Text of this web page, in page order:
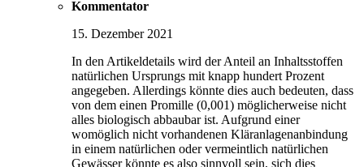
Kommentator
15. Dezember 2021
In den Artikeldetails wird der Anteil an Inhaltsstoffen
natürlichen Ursprungs mit knapp hundert Prozent
angegeben. Allerdings könnte dies auch bedeuten, dass
von dem einen Promille (0,001) möglicherweise nicht
alles biologisch abbaubar ist. Aufgrund einer
womöglich nicht vorhandenen Kläranlagenanbindung
in einem natürlichen oder vermeintlich natürlichen
Gewässer könnte es also sinnvoll sein, sich dies